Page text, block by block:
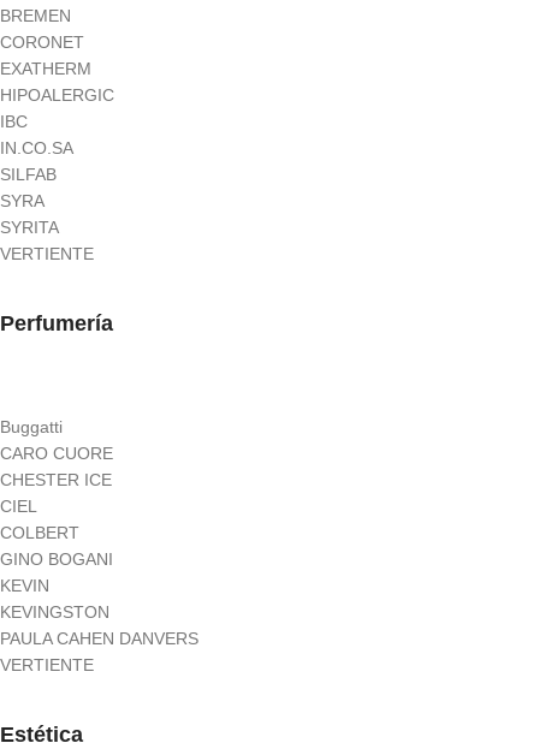
BREMEN
CORONET
EXATHERM
HIPOALERGIC
IBC
IN.CO.SA
SILFAB
SYRA
SYRITA
VERTIENTE
Perfumería
Buggatti
CARO CUORE
CHESTER ICE
CIEL
COLBERT
GINO BOGANI
KEVIN
KEVINGSTON
PAULA CAHEN DANVERS
VERTIENTE
Estética